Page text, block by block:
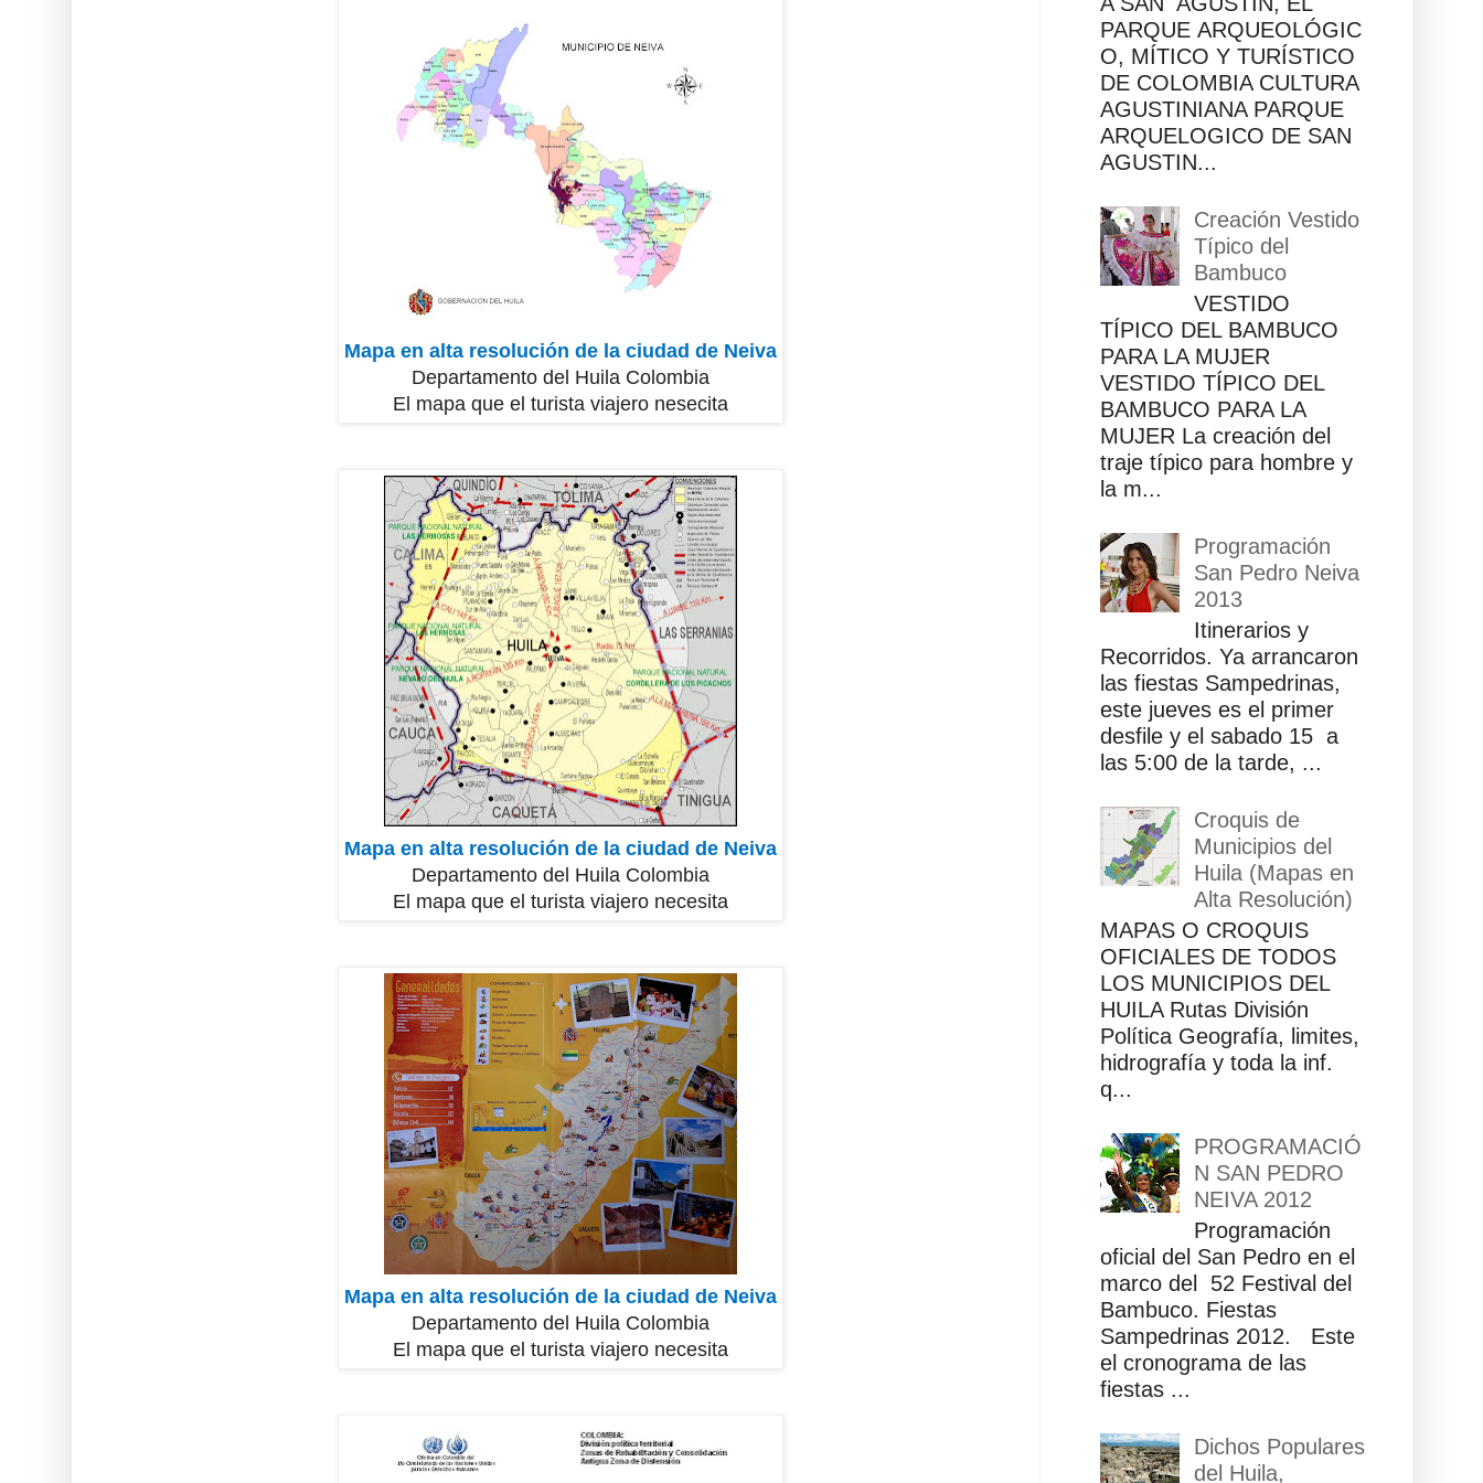
Mapa en alta resolución de la ciudad de Neiva
Departamento del Huila Colombia
El mapa que el turista viajero nesecita
Mapa en alta resolución de la ciudad de Neiva
Departamento del Huila Colombia
El mapa que el turista viajero necesita
Mapa en alta resolución de la ciudad de Neiva
Departamento del Huila Colombia
El mapa que el turista viajero necesita
PARQUE ARQUEOLÓGIC
O, MÍTICO Y TURÍSTICO
DE COLOMBIA CULTURA
AGUSTINIANA PARQUE
ARQUELOGICO DE SAN
AGUSTIN...
Creación Vestido
Típico del
Bambuco
VESTIDO
TÍPICO DEL BAMBUCO
PARA LA MUJER
VESTIDO TÍPICO DEL
BAMBUCO PARA LA
MUJER La creación del
traje típico para hombre y
la m...
Programación
San Pedro Neiva
2013
Itinerarios y
Recorridos. Ya arrancaron
las fiestas Sampedrinas,
este jueves es el primer
desfile y el sabado 15 a
las 5:00 de la tarde, ...
Croquis de
Municipios del
Huila (Mapas en
Alta Resolución)
MAPAS O CROQUIS
OFICIALES DE TODOS
LOS MUNICIPIOS DEL
HUILA Rutas División
Política Geografía, limites,
hidrografía y toda la inf.
q...
PROGRAMACIÓ
N SAN PEDRO
NEIVA 2012
Programación
oficial del San Pedro en el
marco del 52 Festival del
Bambuco. Fiestas
Sampedrinas 2012. Este
el cronograma de las
fiestas ...
Dichos Populares
del Huila,